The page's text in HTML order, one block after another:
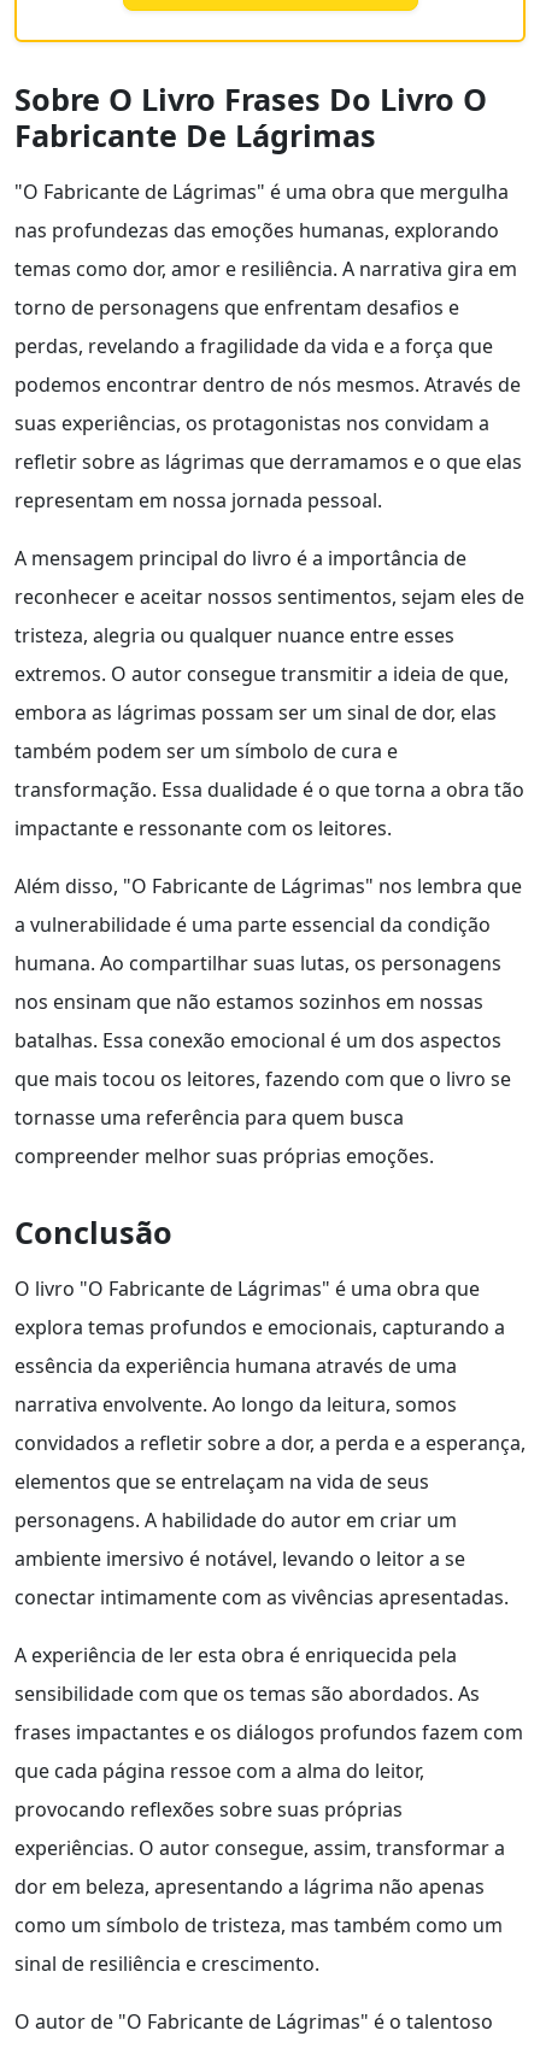
Sobre O Livro Frases Do Livro O
Fabricante De Lágrimas
"O Fabricante de Lágrimas" é uma obra que mergulha
nas profundezas das emoções humanas, explorando
temas como dor, amor e resiliência. A narrativa gira em
torno de personagens que enfrentam desafios e
perdas, revelando a fragilidade da vida e a força que
podemos encontrar dentro de nós mesmos. Através de
suas experiências, os protagonistas nos convidam a
refletir sobre as lágrimas que derramamos e o que elas
representam em nossa jornada pessoal.
A mensagem principal do livro é a importância de
reconhecer e aceitar nossos sentimentos, sejam eles de
tristeza, alegria ou qualquer nuance entre esses
extremos. O autor consegue transmitir a ideia de que,
embora as lágrimas possam ser um sinal de dor, elas
também podem ser um símbolo de cura e
transformação. Essa dualidade é o que torna a obra tão
impactante e ressonante com os leitores.
Além disso, "O Fabricante de Lágrimas" nos lembra que
a vulnerabilidade é uma parte essencial da condição
humana. Ao compartilhar suas lutas, os personagens
nos ensinam que não estamos sozinhos em nossas
batalhas. Essa conexão emocional é um dos aspectos
que mais tocou os leitores, fazendo com que o livro se
tornasse uma referência para quem busca
compreender melhor suas próprias emoções.
Conclusão
O livro "O Fabricante de Lágrimas" é uma obra que
explora temas profundos e emocionais, capturando a
essência da experiência humana através de uma
narrativa envolvente. Ao longo da leitura, somos
convidados a refletir sobre a dor, a perda e a esperança,
elementos que se entrelaçam na vida de seus
personagens. A habilidade do autor em criar um
ambiente imersivo é notável, levando o leitor a se
conectar intimamente com as vivências apresentadas.
A experiência de ler esta obra é enriquecida pela
sensibilidade com que os temas são abordados. As
frases impactantes e os diálogos profundos fazem com
que cada página ressoe com a alma do leitor,
provocando reflexões sobre suas próprias
experiências. O autor consegue, assim, transformar a
dor em beleza, apresentando a lágrima não apenas
como um símbolo de tristeza, mas também como um
sinal de resiliência e crescimento.
O autor de "O Fabricante de Lágrimas" é o talentoso